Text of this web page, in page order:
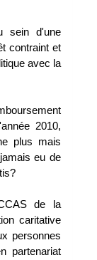
sein d'une
contraint et
avec la
2010,
plus mais
eu de
de la
caritative
personnes
partenariat